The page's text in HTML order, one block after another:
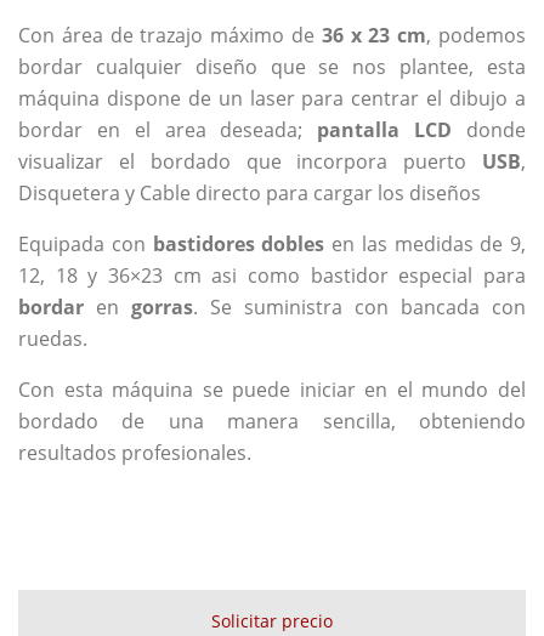
Con área de trazajo máximo de 36 x 23 cm, podemos
bordar cualquier diseño que se nos plantee, esta
máquina dispone de un laser para centrar el dibujo a
bordar en el area deseada; pantalla LCD donde
visualizar el bordado que incorpora puerto USB,
Disquetera y Cable directo para cargar los diseños
Equipada con bastidores dobles en las medidas de 9,
12, 18 y 36×23 cm asi como bastidor especial para
bordar en gorras. Se suministra con bancada con
ruedas.
Con esta máquina se puede iniciar en el mundo del
bordado de una manera sencilla, obteniendo
resultados profesionales.
Solicitar precio